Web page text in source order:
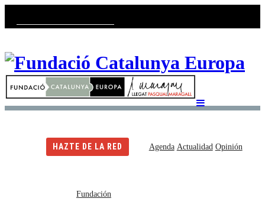
HAZTE DE LA RED Agenda Actualidad Opinión
Fundación